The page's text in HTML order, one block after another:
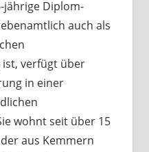
jährige Diplom-
auch als
verfügt über
in einer
wohnt seit über 15
aus Kemmern